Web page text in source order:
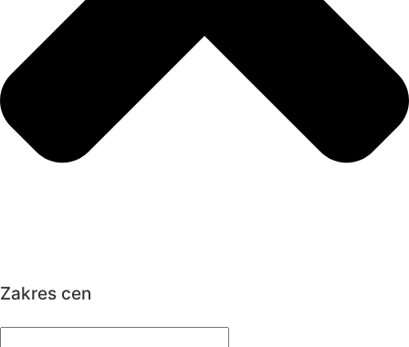
Zakres cen